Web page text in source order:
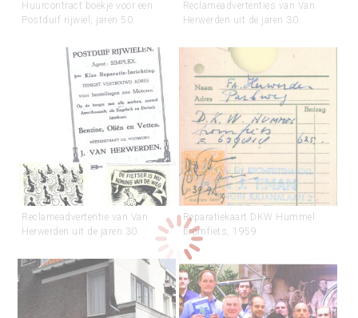
Huurcontract boekje voor een
Postduif rijwiel, jaren 50.
Reclameadvertenties van Van
Herwerden uit de jaren 30.
Reclameadvertentie van Van
Herwerden uit de jaren 30.
Reparatiekaart DKW Hummel
bromfiets, 1959.